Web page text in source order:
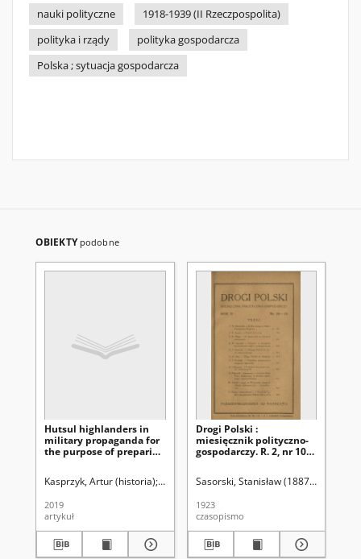
nauki polityczne
1918-1939 (II Rzeczpospolita)
polityka i rządy
polityka gospodarcza
Polska ; sytuacja gospodarcza
OBIEKTY podobne
Hutsul highlanders in
military propaganda for
the purpose of preparing
Second Polish Republic
problems)
Kasprzyk, Artur (historia) Latawiec, Krzysztof. Red. Uniwersytet Marii
2019
artykuł
Drogi Polski :
miesięcznik polityczno-
gospodarczy. R. 2, nr 10-
Sasorski, Stanisław (1887-1943).
1923
czasopismo